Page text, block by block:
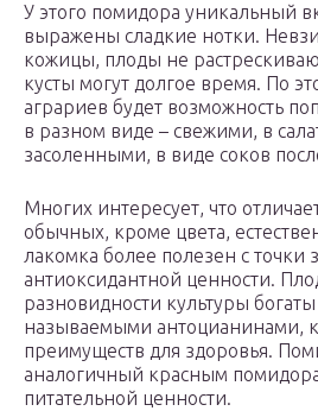
У этого помидора уникальный
выражены сладкие нотки.
кожицы, плоды не
кусты могут долгое время. По
аграриев будет возможность
в разном виде – свежими, в
засоленными, в виде соков
Многих интересует, что
обычных, кроме цвета,
лакомка более полезен с точки
антиоксидантной ценности.
разновидности культуры
называемыми антоцианинами,
преимуществ для здоровья.
аналогичный красным
питательной ценности.